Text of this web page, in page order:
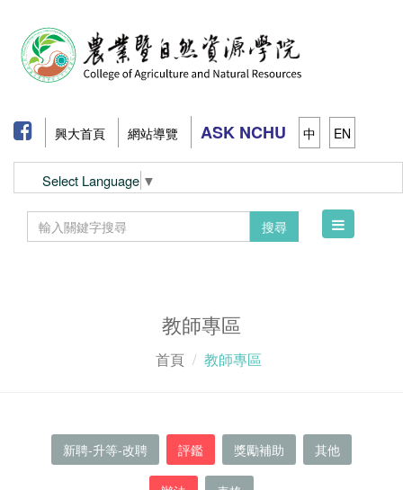
興大首頁 網站導覽 ASK NCHU 中 EN
Select Language ▼
搜尋
Toggle
教師專區
首頁 教師專區
新聘-升等-改聘 評鑑 獎勵補助 其他